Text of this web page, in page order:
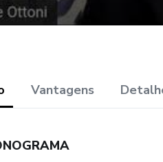
Vantagens